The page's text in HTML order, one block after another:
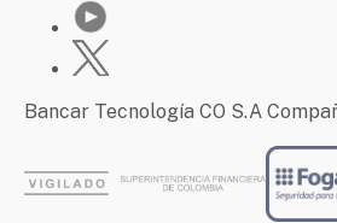
Bancar Tecnología CO S.A